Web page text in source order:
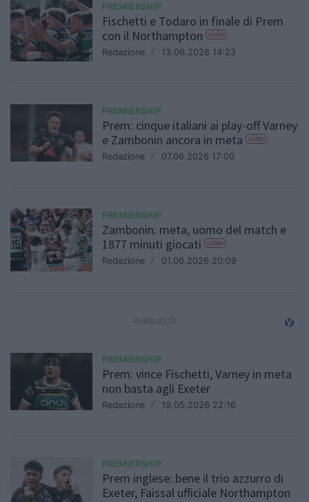
PREMIERSHIP
Fischetti e Todaro in finale di Prem
con il Northampton video
Redazione / 13.06.2026 14:23
PREMIERSHIP
Prem: cinque italiani ai play-off Varney
e Zambonin ancora in meta video
Redazione / 07.06.2026 17:00
PREMIERSHIP
Zambonin: meta, uomo del match e
1877 minuti giocati video
Redazione / 01.06.2026 20:09
PREMIERSHIP
Prem: vince Fischetti, Varney in meta
non basta agli Exeter
Redazione / 19.05.2026 22:16
PREMIERSHIP
Prem inglese: bene il trio azzurro di
Exeter, Faissal ufficiale Northampton